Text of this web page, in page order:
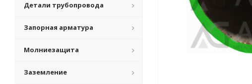
Детали трубопровода
Запорная арматура
Молниезащита
Заземление